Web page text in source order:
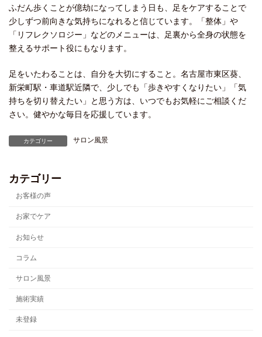
ふだん歩くことが億劫になってしまう日も、足をケアすることで
少しずつ前向きな気持ちになれると信じています。「整体」や
「リフレクソロジー」などのメニューは、足裏から全身の状態を
整えるサポート役にもなります。
足をいたわることは、自分を大切にすること。名古屋市東区葵、
新栄町駅・車道駅近隣で、少しでも「歩きやすくなりたい」「気
持ちを切り替えたい」と思う方は、いつでもお気軽にご相談くだ
さい。健やかな毎日を応援しています。
カテゴリー サロン風景
カテゴリー
お客様の声
お家でケア
お知らせ
コラム
サロン風景
施術実績
未登録